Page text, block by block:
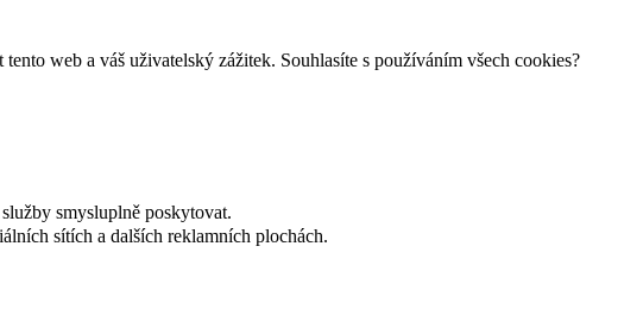
web a váš uživatelský zážitek. Souhlasíte s používáním všech cookies?
smysluplně poskytovat.
sítích a dalších reklamních plochách.